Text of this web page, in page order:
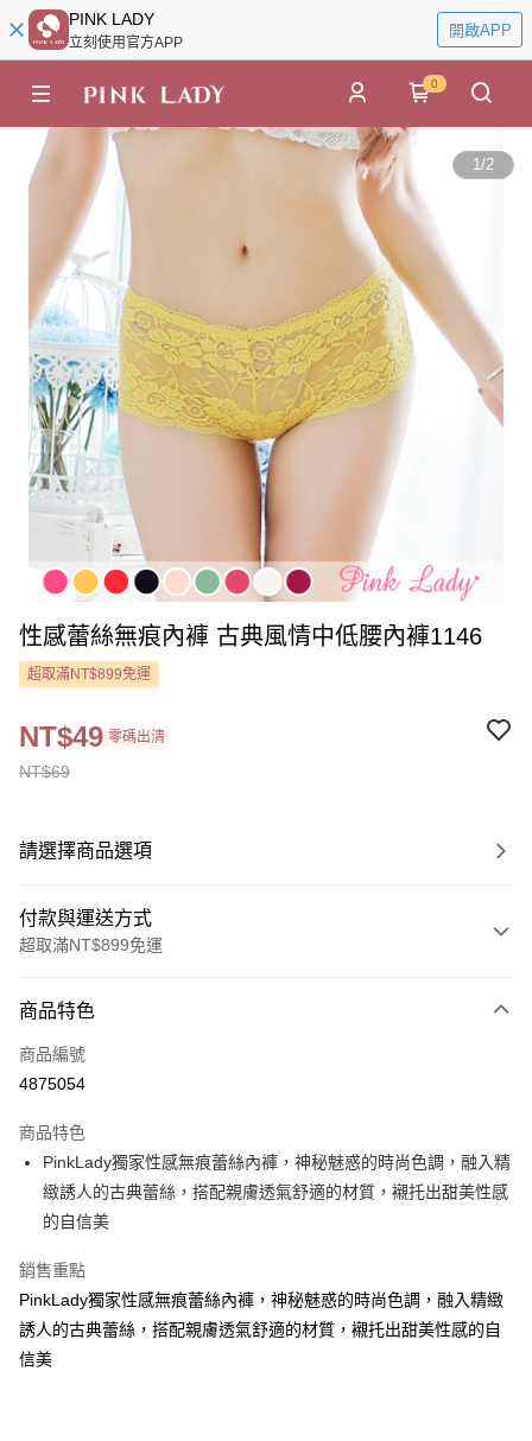
PINK LADY
立刻使用官方APP
開啟APP
0
1/2
性感蕾絲無痕內褲 古典風情中低腰內褲1146
超取滿NT$899免運
NT$69
NT$49 零碼出清
請選擇商品選項
付款與運送方式
超取滿NT$899免運
信用卡一次付款
超商取貨付款
Apple Pay
街口支付
AFTEE先享後付
相關說明
AFTEE先享後付是「在收到商品之後才付款」的支付方式。 讓您購物簡單
ATM付款
商品特色
商品編號
4875054
商品特色
PinkLady獨家性感無痕蕾絲內褲，神秘魅惑的時尚色調，融入精
緻誘人的古典蕾絲，搭配親膚透氣舒適的材質，襯托出甜美性感
的自信美
銷售重點
PinkLady獨家性感無痕蕾絲內褲，神秘魅惑的時尚色調，融入精緻
誘人的古典蕾絲，搭配親膚透氣舒適的材質，襯托出甜美性感的自
信美